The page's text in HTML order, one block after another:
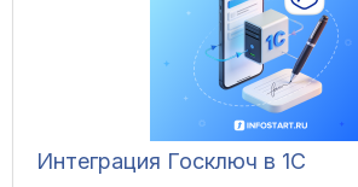
Интеграция Госключ в 1С